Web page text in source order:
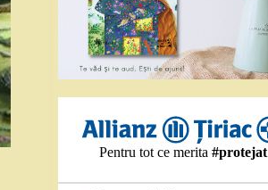
Pentru tot ce merita#protejat